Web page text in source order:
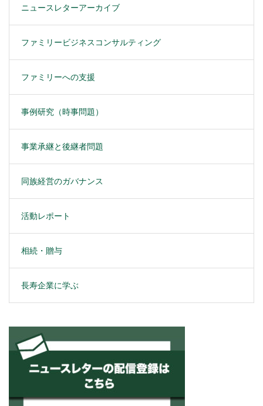
ニュースレターアーカイブ
ファミリービジネスコンサルティング
ファミリーへの支援
事例研究（時事問題）
事業承継と後継者問題
同族経営のガバナンス
活動レポート
相続・贈与
長寿企業に学ぶ